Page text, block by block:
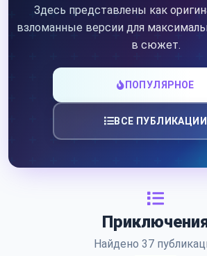
Здесь представлены как
взломанные версии для
в сюжет.
ПОПУЛЯРНОЕ
ВСЕ ПУБЛИКАЦИИ
Найдено 37